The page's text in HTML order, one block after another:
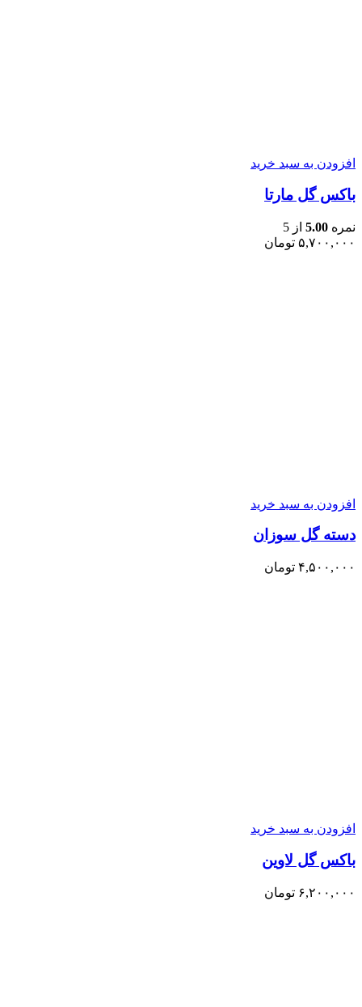
افزودن به سبد خرید
باکس گل مارتا
نمره 5.00 از 5
۵,۷۰۰,۰۰۰ تومان
افزودن به سبد خرید
دسته گل سوزان
۴,۵۰۰,۰۰۰ تومان
افزودن به سبد خرید
باکس گل لاوین
۶,۲۰۰,۰۰۰ تومان